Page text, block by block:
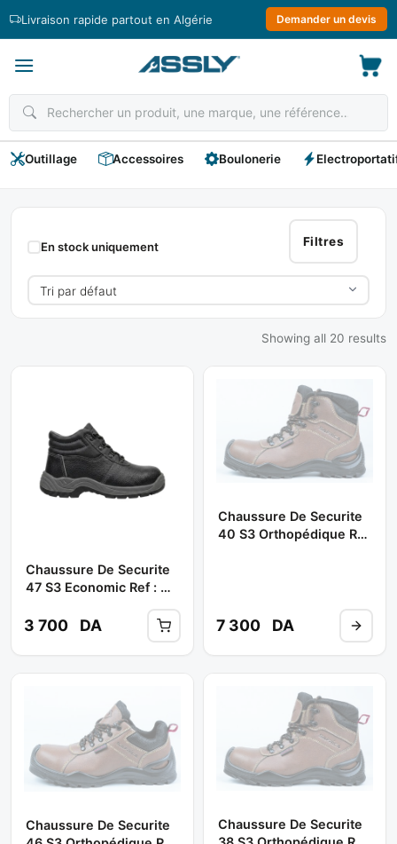
Livraison rapide partout en Algérie Demander un devis
Outillage Accessoires Boulonerie
SAFRICA
Filtres
En stock uniquement
Showing all 20 results
Chaussure De Securite
47 S3 Economic Ref : M-
** SAFRICA
3 700 DA
Chaussure De Securite
40 S3 Orthopédique Ref
7 300 DA
Chaussure De Securite
Chaussure De Securite